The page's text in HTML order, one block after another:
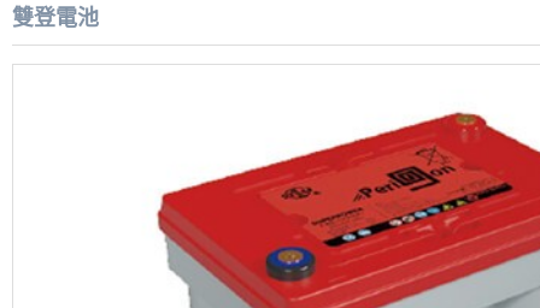
雙登電池